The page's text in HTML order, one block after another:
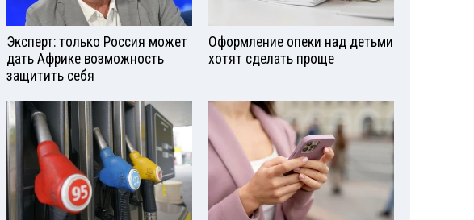
Эксперт: только Россия может
дать Африке возможность
защитить себя
Оформление опеки над детьми
хотят сделать проще